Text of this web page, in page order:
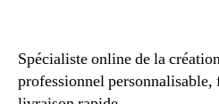
Spécialiste online de la
professionnel